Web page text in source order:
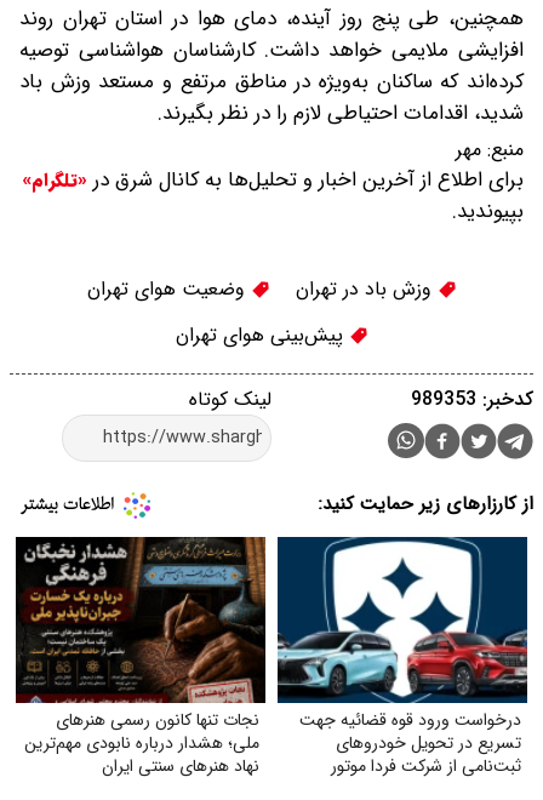
همچنین، طی پنج روز آینده، دمای هوا در استان تهران روند
افزایشی ملایمی خواهد داشت. کارشناسان هواشناسی توصیه
کرده‌اند که ساکنان به‌ویژه در مناطق مرتفع و مستعد وزش باد
شدید، اقدامات احتیاطی لازم را در نظر بگیرند.
منبع: مهر
برای اطلاع از آخرین اخبار و تحلیل‌ها به کانال شرق در «تلگرام»
بپیوندید.
وزش باد در تهران
وضعیت هوای تهران
پیش‌بینی هوای تهران
لینک کوتاه کدخبر: 989353
از کارزارهای زیر حمایت کنید:
درخواست ورود قوه قضائیه جهت
تسریع در تحویل خودروهای
ثبت‌نامی از شرکت فردا موتور
نجات تنها کانون رسمی هنرهای
ملی؛ هشدار درباره نابودی مهم‌ترین
نهاد هنرهای سنتی ایران